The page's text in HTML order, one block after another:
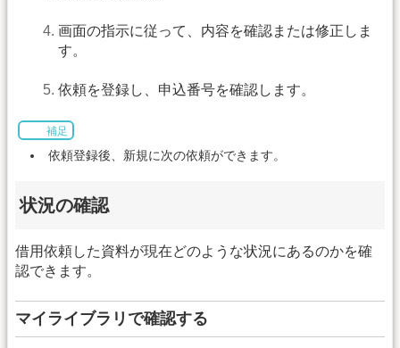
画面の指示に従って、内容を確認または修正しま
す。
依頼を登録し、申込番号を確認します。
補足
依頼登録後、新規に次の依頼ができます。
状況の確認
借用依頼した資料が現在どのような状況にあるのかを確
認できます。
マイライブラリで確認する